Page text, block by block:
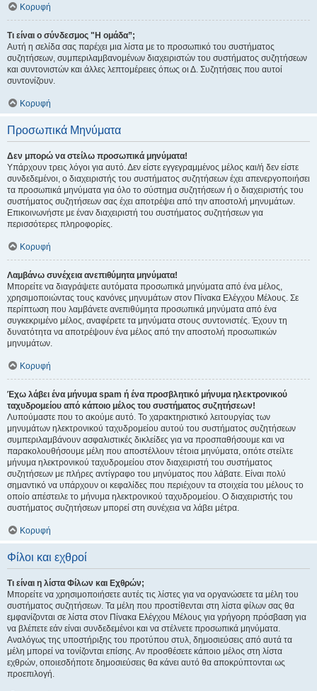
Κορυφή
Τι είναι ο σύνδεσμος "Η ομάδα”;
Αυτή η σελίδα σας παρέχει μια λίστα με το προσωπικό του συστήματος
συζητήσεων, συμπεριλαμβανομένων διαχειριστών του συστήματος συζητήσεων
και συντονιστών και άλλες λεπτομέρειες όπως οι Δ. Συζητήσεις που αυτοί
συντονίζουν.
Κορυφή
Προσωπικά Μηνύματα
Δεν μπορώ να στείλω προσωπικά μηνύματα!
Υπάρχουν τρεις λόγοι για αυτό. Δεν είστε εγγεγραμμένος μέλος και/ή δεν είστε
συνδεδεμένοι, ο διαχειριστής του συστήματος συζητήσεων έχει απενεργοποιήσει
τα προσωπικά μηνύματα για όλο το σύστημα συζητήσεων ή ο διαχειριστής του
συστήματος συζητήσεων σας έχει αποτρέψει από την αποστολή μηνυμάτων.
Επικοινωνήστε με έναν διαχειριστή του συστήματος συζητήσεων για
περισσότερες πληροφορίες.
Κορυφή
Λαμβάνω συνέχεια ανεπιθύμητα μηνύματα!
Μπορείτε να διαγράψετε αυτόματα προσωπικά μηνύματα από ένα μέλος,
χρησιμοποιώντας τους κανόνες μηνυμάτων στον Πίνακα Ελέγχου Μέλους. Σε
περίπτωση που λαμβάνετε ανεπιθύμητα προσωπικά μηνύματα από ένα
συγκεκριμένο μέλος, αναφέρετε τα μηνύματα στους συντονιστές. Έχουν τη
δυνατότητα να αποτρέψουν ένα μέλος από την αποστολή προσωπικών
μηνυμάτων.
Κορυφή
Έχω λάβει ένα μήνυμα spam ή ένα προσβλητικό μήνυμα ηλεκτρονικού
ταχυδρομείου από κάποιο μέλος του συστήματος συζητήσεων!
Λυπούμαστε που το ακούμε αυτό. Το χαρακτηριστικό λειτουργίας των
μηνυμάτων ηλεκτρονικού ταχυδρομείου αυτού του συστήματος συζητήσεων
συμπεριλαμβάνουν ασφαλιστικές δικλείδες για να προσπαθήσουμε και να
παρακολουθήσουμε μέλη που αποστέλλουν τέτοια μηνύματα, οπότε στείλτε
μήνυμα ηλεκτρονικού ταχυδρομείου στον διαχειριστή του συστήματος
συζητήσεων με πλήρες αντίγραφο του μηνύματος που λάβατε. Είναι πολύ
σημαντικό να υπάρχουν οι κεφαλίδες που περιέχουν τα στοιχεία του μέλους το
οποίο απέστειλε το μήνυμα ηλεκτρονικού ταχυδρομείου. Ο διαχειριστής του
συστήματος συζητήσεων μπορεί στη συνέχεια να λάβει μέτρα.
Κορυφή
Φίλοι και εχθροί
Τι είναι η λίστα Φίλων και Εχθρών;
Μπορείτε να χρησιμοποιήσετε αυτές τις λίστες για να οργανώσετε τα μέλη του
συστήματος συζητήσεων. Τα μέλη που προστίθενται στη λίστα φίλων σας θα
εμφανίζονται σε λίστα στον Πίνακα Ελέγχου Μέλους για γρήγορη πρόσβαση για
να βλέπετε εάν είναι συνδεδεμένοι και να στέλνετε προσωπικά μηνύματα.
Αναλόγως της υποστήριξης του προτύπου στυλ, δημοσιεύσεις από αυτά τα
μέλη μπορεί να τονίζονται επίσης. Αν προσθέσετε κάποιο μέλος στη λίστα
εχθρών, οποιεσδήποτε δημοσιεύσεις θα κάνει αυτό θα αποκρύπτονται ως
προεπιλογή.